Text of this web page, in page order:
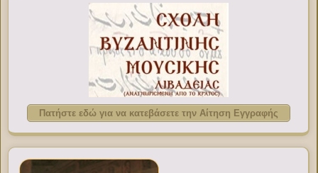
Πατήστε εδώ για να κατεβάσετε την Αίτηση Εγγραφής